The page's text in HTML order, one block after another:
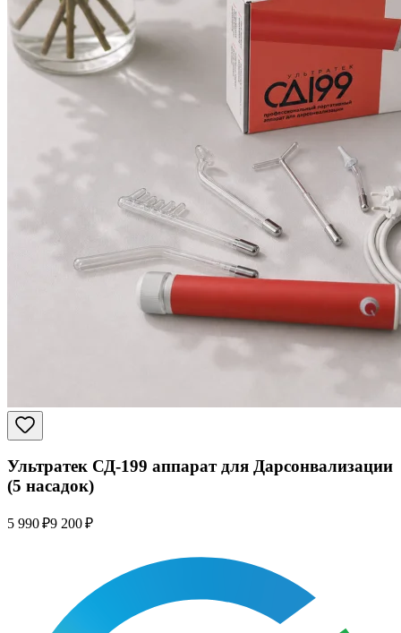
Ультратек СД-199 аппарат для Дарсонвализации
(5 насадок)
5 990 ₽9 200 ₽